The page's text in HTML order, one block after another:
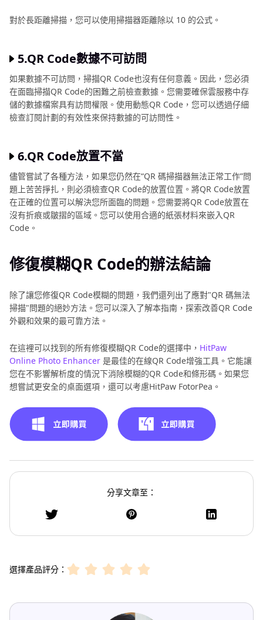
對於長距離掃描，您可以使用掃描器距離除以 10 的公式。
5.QR Code數據不可訪問
如果數據不可訪問，掃描QR Code也沒有任何意義。因此，您必須
在面臨掃描QR Code的困難之前檢查數據。您需要確保雲服務中存
儲的數據檔案具有訪問權限。使用動態QR Code，您可以透過仔細
檢查訂閱計劃的有效性來保持數據的可訪問性。
6.QR Code放置不當
儘管嘗試了各種方法，如果您仍然在“QR 碼掃描器無法正常工作”問
題上苦苦掙扎，則必須檢查QR Code的放置位置。將QR Code放置
在正確的位置可以解決您所面臨的問題。您需要將QR Code放置在
沒有折痕或皺摺的區域。您可以使用合適的紙張材料來嵌入QR
Code。
修復模糊QR Code的辦法結論
除了讓您修復QR Code模糊的問題，我們還列出了應對"QR 碼無法
掃描"問題的絕妙方法。您可以深入了解本指南，探索改善QR Code
外觀和效果的最可靠方法。
在這裡可以找到的所有修復模糊QR Code的選擇中， HitPaw
Online Photo Enhancer 是最佳的在線QR Code增強工具。它能讓
您在不影響解析度的情況下消除模糊的QR Code和條形碼。如果您
想嘗試更安全的桌面選項，還可以考慮HitPaw FotorPea。
分享文章至：
選擇產品評分：